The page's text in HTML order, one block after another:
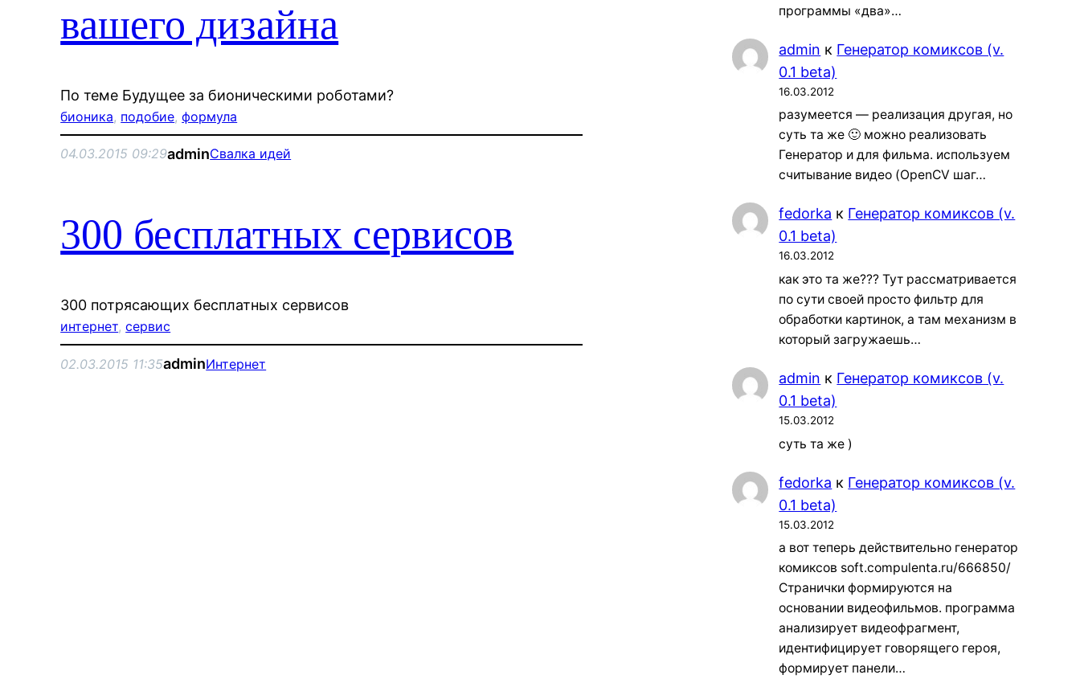
вашего дизайна
По теме Будущее за бионическими роботами?
бионика, подобие, формула
04.03.2015 09:29adminСвалка идей
300 бесплатных сервисов
300 потрясающих бесплатных сервисов
интернет, сервис
02.03.2015 11:35adminИнтернет
программы «два»…
admin к Генератор комиксов (v.
0.1 beta)
16.03.2012
разумеется — реализация другая, но
суть та же 🙂 можно реализовать
Генератор и для фильма. используем
считывание видео (OpenCV шаг…
fedorka к Генератор комиксов (v.
0.1 beta)
16.03.2012
как это та же??? Тут рассматривается
по сути своей просто фильтр для
обработки картинок, а там механизм в
который загружаешь…
admin к Генератор комиксов (v.
0.1 beta)
15.03.2012
суть та же )
fedorka к Генератор комиксов (v.
0.1 beta)
15.03.2012
а вот теперь действительно генератор
комиксов soft.compulenta.ru/666850/
Странички формируются на
основании видеофильмов. программа
анализирует видеофрагмент,
идентифицирует говорящего героя,
формирует панели…